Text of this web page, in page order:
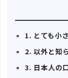
1. とても小
2. 以外と知
3. 日本人の